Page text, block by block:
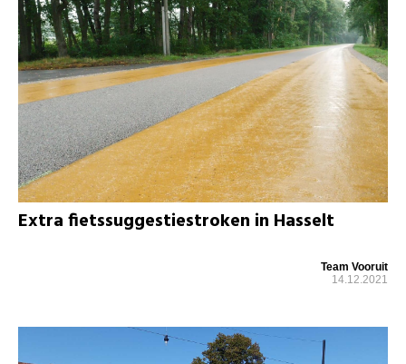
Extra fietssuggestiestroken in Hasselt
Team Vooruit
14.12.2021